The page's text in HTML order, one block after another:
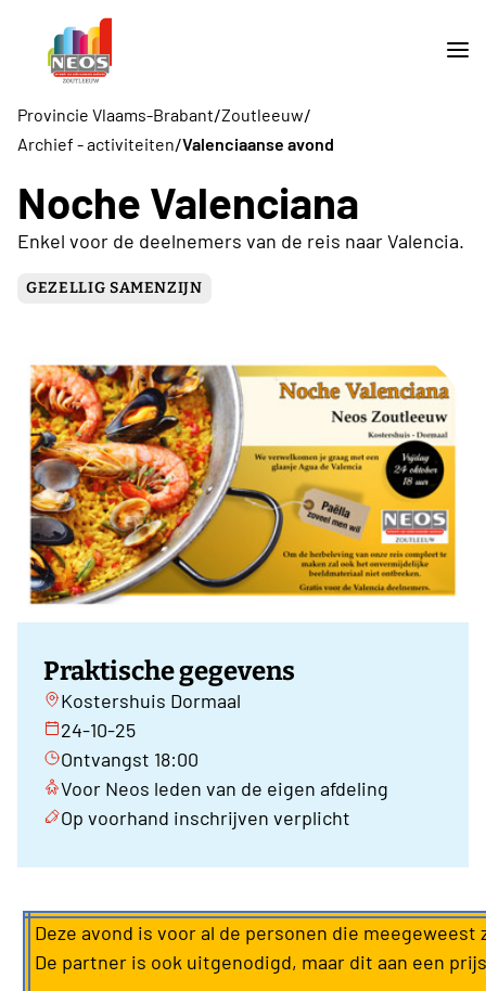
Provincie Vlaams-Brabant/Zoutleeuw/
Archief - activiteiten/Valenciaanse avond
Noche Valenciana
Enkel voor de deelnemers van de reis naar Valencia.
GEZELLIG SAMENZIJN
Praktische gegevens
Kostershuis Dormaal
24-10-25
Ontvangst 18:00
Voor Neos leden van de eigen afdeling
Op voorhand inschrijven verplicht
Deze avond is voor al de personen die meegeweest
De partner is ook uitgenodigd, maar dit aan een